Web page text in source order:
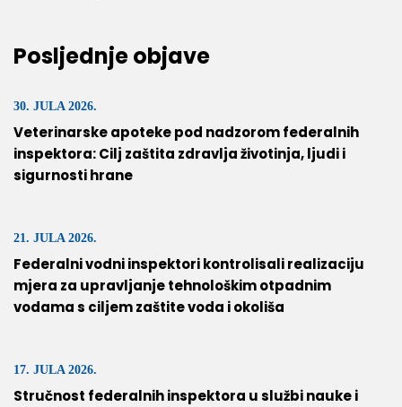
Posljednje objave
30. JULA 2026.
Veterinarske apoteke pod nadzorom federalnih
inspektora: Cilj zaštita zdravlja životinja, ljudi i
sigurnosti hrane
21. JULA 2026.
Federalni vodni inspektori kontrolisali realizaciju
mjera za upravljanje tehnološkim otpadnim
vodama s ciljem zaštite voda i okoliša
17. JULA 2026.
Stručnost federalnih inspektora u službi nauke i